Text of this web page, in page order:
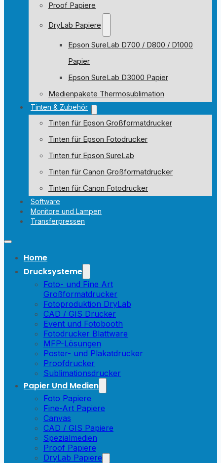
Proof Papiere
DryLab Papiere
Epson SureLab D700 / D800 / D1000
Papier
Epson SureLab D3000 Papier
Medienpakete Thermosublimation
Tinten & Zubehör
Tinten für Epson Großformatdrucker
Tinten für Epson Fotodrucker
Tinten für Epson SureLab
Tinten für Canon Großformatdrucker
Tinten für Canon Fotodrucker
Software
Monitore und Lampen
Transferpressen
Home
Drucksysteme
Foto- und Fine Art
Großformatdrucker
Fotoproduktion DryLab
CAD / GIS Drucker
Event und Fotobooth
Fotodrucker Blattware
MFP-Lösungen
Poster- und Plakatdrucker
Proofdrucker
Sublimationsdrucker
Papier Und Medien
Foto Papiere
Fine-Art Papiere
Canvas
CAD / GIS Papiere
Spezialmedien
Proof Papiere
DryLab Papiere